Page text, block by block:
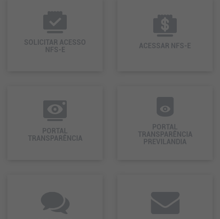
SOLICITAR ACESSO
NFS-E
ACESSAR NFS-E
PORTAL
TRANSPARÊNCIA
PORTAL
TRANSPARÊNCIA
PREVILANDIA